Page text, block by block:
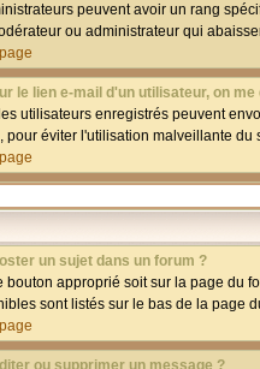
peuvent avoir un rang
ou administrateur qui
le lien e-mail d'un utilisateur, on
utilisateurs enregistrés peuvent
pour éviter l'utilisation malveillante
un sujet dans un forum ?
bouton approprié soit sur la page du
sont listés sur le bas de la page
ou supprimer un message ?